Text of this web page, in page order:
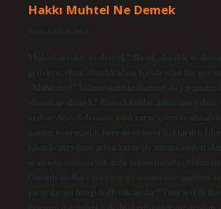
Hakkı Muhtel Ne Demek
Tarih: Eylül 16, 2024
Muhtel olanlar ne demek? Haml, olasılık ve
gelirken, olası, olasılık alanı içinde olan bir şey
“Muhtemel” kelimesinin kullanımı da
olması ne demek? Kişisel haklar, idarenin eylem
nedeniyle zedelenmiş, yani zarar görmüş
haklar hem maddi hem de manevi haklardır.
işlemle meydana gelen zarar ile zarara neden
arasında nedensellik bağı bulunmalıdır.
Önemli malları veya parayı zimmetine geçiren
yargı davası hangi hallerde açılır? Tam yetkili